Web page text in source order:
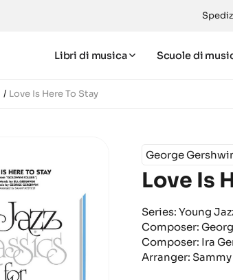
Libri di musica Scuole di
Love Is Here To Stay
George
Love Is
Series: Young
Composer:
Composer: Ira
Arranger: